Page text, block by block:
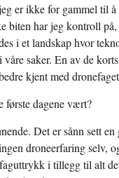
er ikke for gammel til
biten har jeg kontroll på,
i et landskap hvor
saker. En av de
kjent med
første dagene vært?
Det er sånn sett
droneerfaring selv,
i tillegg til alt